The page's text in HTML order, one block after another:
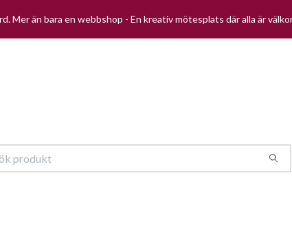
Mer än bara en webbshop - En kreativ mötesplats där alla är